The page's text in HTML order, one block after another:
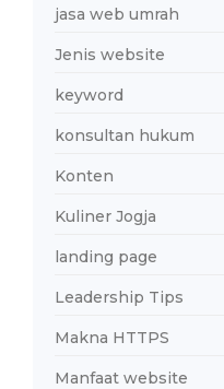
jasa web umrah
Jenis website
keyword
konsultan hukum
Konten
Kuliner Jogja
landing page
Leadership Tips
Makna HTTPS
Manfaat website